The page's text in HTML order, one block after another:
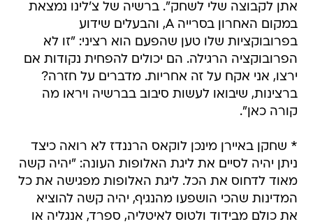
אתן לקבוצה שלי לשחק". ברשיה של צ'לינו נמצאת
במקום האחרון בסרייה A, והבעלים שידוע
בפרובוקציות שלו טען שהפעם הוא רציני: "זו לא
הפרובוקציה הרגילה. הם יכולים להפחית נקודות אם
ירצו, אני אקח על זה אחריות. מדברים על חזרה?
ברצינות, שיבואו לעשות סיבוב בברשיה ויראו מה
קורה כאן".
* שחקן באיירן מינכן לוקאס הרננדז לא רואה כיצד
ניתן יהיה לסיים את ליגת האלופות העונה: "יהיה קשה
מאוד לדחוס את הכל. ליגת האלופות מפגישה את כל
המדינות שהכי הושפעו מהנגיף, יהיה קשה להוציא
את כולם מבידוד ולטוס לאיטליה, ספרד, אנגליה או